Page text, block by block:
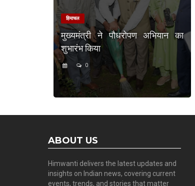
हिमाचल
मुख्यमंत्री ने पौधरोपण अभियान का
शुभारंभ किया
0
ABOUT US
Himwanti delivers the latest updates and
insights on Indian news, covering current
events, trends, and stories that matter